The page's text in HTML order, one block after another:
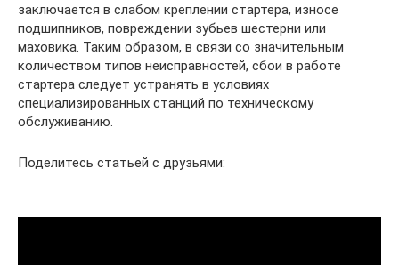
заключается в слабом креплении стартера, износе
подшипников, повреждении зубьев шестерни или
маховика. Таким образом, в связи со значительным
количеством типов неисправностей, сбои в работе
стартера следует устранять в условиях
специализированных станций по техническому
обслуживанию.
Поделитесь статьей с друзьями: